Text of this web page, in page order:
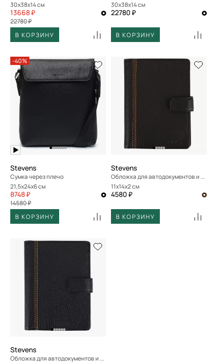
30x38x14 см
13668 ₽
22780 ₽
В КОРЗИНУ
30x38x14 см
22780 ₽
В КОРЗИНУ
-40%
Stevens
Сумка через плечо
21,5x24x6 см
8748 ₽
14580 ₽
В КОРЗИНУ
Stevens
Обложка для автодокументов и паспорта
11x14x2 см
4580 ₽
В КОРЗИНУ
Stevens
Обложка для автодокументов и паспорта